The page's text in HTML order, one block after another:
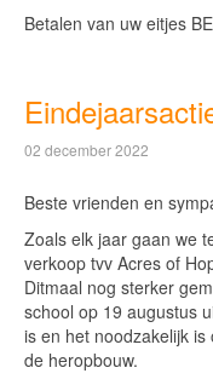
Betalen van uw eitjes
02 december 2022
Beste vrienden en
Zoals elk jaar gaan we
verkoop tvv Acres of
Ditmaal nog sterker
school op 19 augustus
is en het noodzakelijk
de heropbouw.